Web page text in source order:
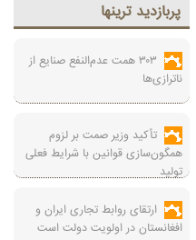
پربازديد ترينها
۳۰۳ همت عدم‌النفع صنایع از
ناترازی‌ها
تأکید وزیر صمت بر لزوم
همگون‌سازی قوانین با شرایط فعلی
تولید
ارتقای روابط تجاری ایران و
افغانستان در اولویت دولت است